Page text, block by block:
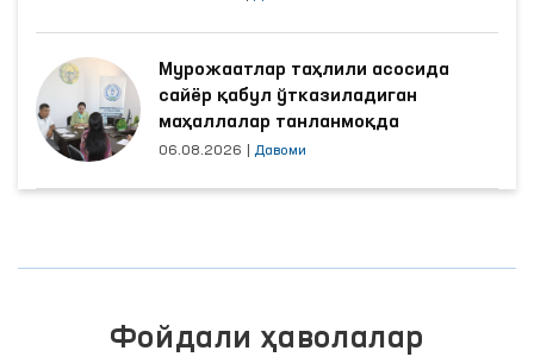
Мурожаатлар таҳлили асосида
сайёр қабул ўтказиладиган
маҳаллалар танланмоқда
06.08.2026 Давоми
Фойдали ҳаволалар